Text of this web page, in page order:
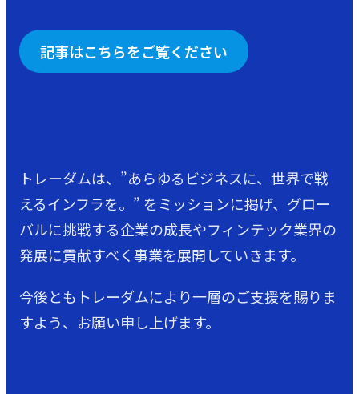
記事はこちらをご覧ください
トレーダムは、”あらゆるビジネスに、世界で戦
えるインフラを。” をミッションに掲げ、グロー
バルに挑戦する企業の成長やフィンテック業界の
発展に貢献すべく事業を展開していきます。
今後ともトレーダムにより一層のご支援を賜りま
すよう、お願い申し上げます。